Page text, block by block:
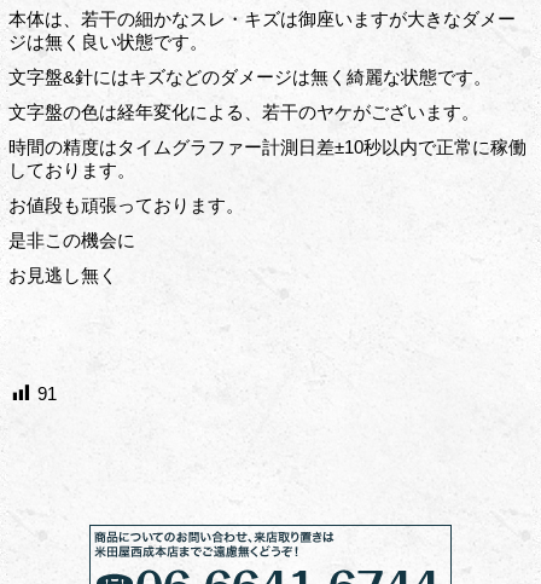
本体は、若干の細かなスレ・キズは御座いますが大きなダメー
ジは無く良い状態です。
文字盤&針にはキズなどのダメージは無く綺麗な状態です。
文字盤の色は経年変化による、若干のヤケがございます。
時間の精度はタイムグラファー計測日差±10秒以内で正常に稼働
しております。
お値段も頑張っております。
是非この機会に
お見逃し無く
91